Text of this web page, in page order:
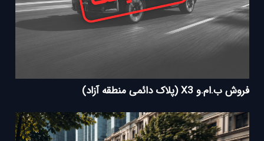
فروش ب.ام.و X3 (پلاک دائمی منطقه آزاد)